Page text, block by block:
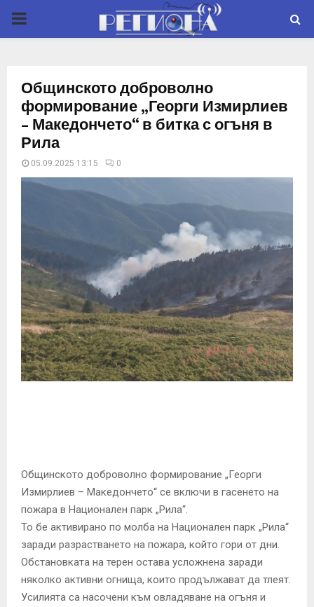
P
M
A
M
E
N
Общинското доброволно
формирование „Георги Измирлиев
– Македончето“ в битка с огъня в
Рила
05.09.2025 13:15 0
Общинското доброволно формирование „Георги
Измирлиев – Македончето“ се включи в гасенето на
пожара в Национален парк „Рила“.
То бе активирано по молба на Национален парк „Рила“
заради разрастването на пожара, който гори от дни.
Обстановката на терен остава усложнена заради
няколко активни огнища, които продължават да тлеят.
Усилията са насочени към овладяване на огъня и